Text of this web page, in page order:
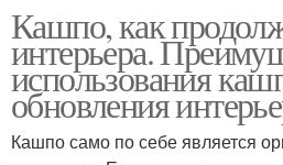
Кашпо, как
интерьера.
использования
обновления
Кашпо само по себе является